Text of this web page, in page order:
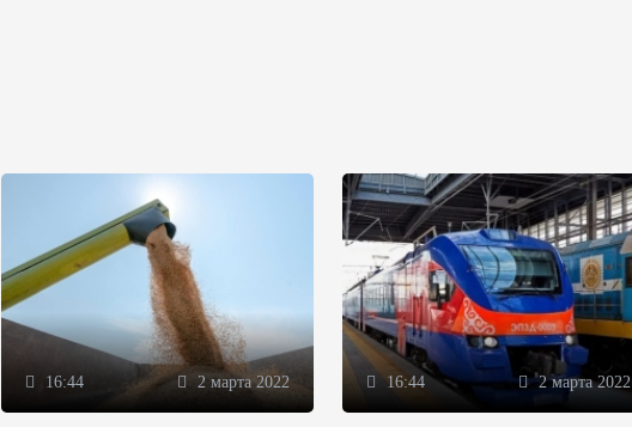
16:44 2 марта 2022 16:44 2 марта 2022